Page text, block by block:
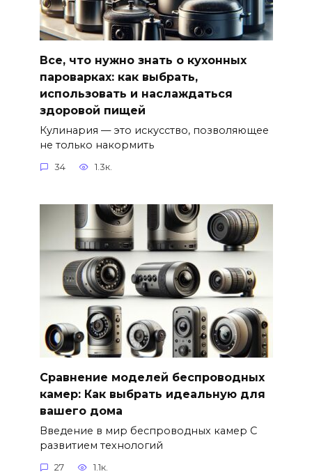
Все, что нужно знать о кухонных
пароварках: как выбрать,
использовать и наслаждаться
здоровой пищей
Кулинария — это искусство, позволяющее
не только накормить
34 1.3к.
Сравнение моделей беспроводных
камер: Как выбрать идеальную для
вашего дома
Введение в мир беспроводных камер С
развитием технологий
27 1.1к.